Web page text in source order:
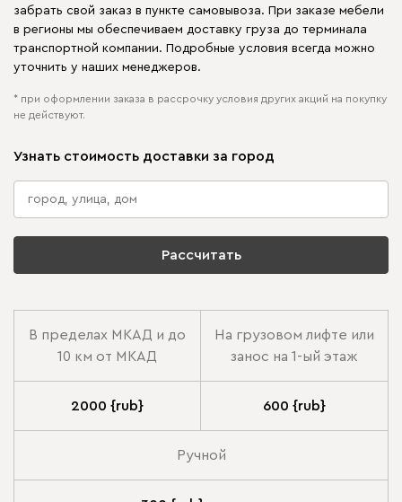
забрать свой заказ в пункте самовывоза. При заказе мебели
в регионы мы обеспечиваем доставку груза до терминала
транспортной компании. Подробные условия всегда можно
уточнить у наших менеджеров.
* при оформлении заказа в рассрочку условия других акций на покупку
не действуют.
Узнать стоимость доставки за город
Рассчитать
В пределах МКАД и до
10 км от МКАД
На грузовом лифте или
занос на 1-ый этаж
2000 {rub} 600 {rub}
Ручной